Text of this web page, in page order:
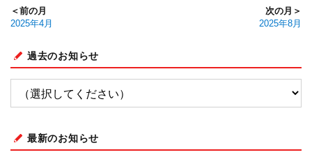
＜前の月
2025年4月
次の月＞
2025年8月
過去のお知らせ
最新のお知らせ